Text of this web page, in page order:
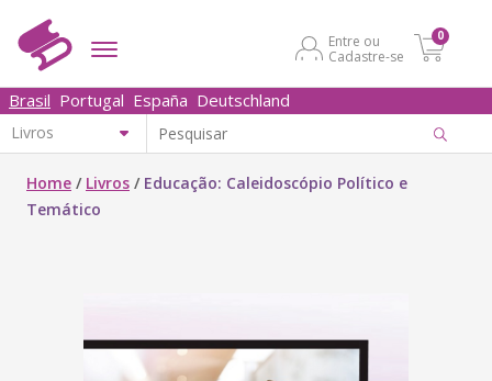
Entre ou
Cadastre-se
0
Brasil Portugal España Deutschland
Home / Livros / Educação: Caleidoscópio Político e
Temático